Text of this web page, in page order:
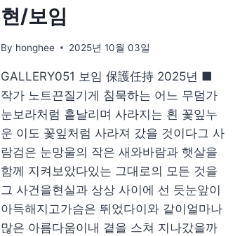
현/보임
By honghee 2025년 10월 03일
GALLERY051 보임 保護任持 2025년 ■
작가 노트끈질기게 침묵하는 어느 무덤가
눈보라처럼 흩날리며 사라지는 흰 꽃잎누
운 이도 꽃잎처럼 사라져 갔을 것이다그 사
람검은 눈망울의 작은 새와바람과 햇살을
함께 지켜보았다있는 그대로의 모든 것을
그 사건을현실과 상상 사이에 선 듯눈앞이
아득해지고가슴은 뛰었다이와 같이얼마나
많은 아름다움이내 곁을 스쳐 지나갔을까